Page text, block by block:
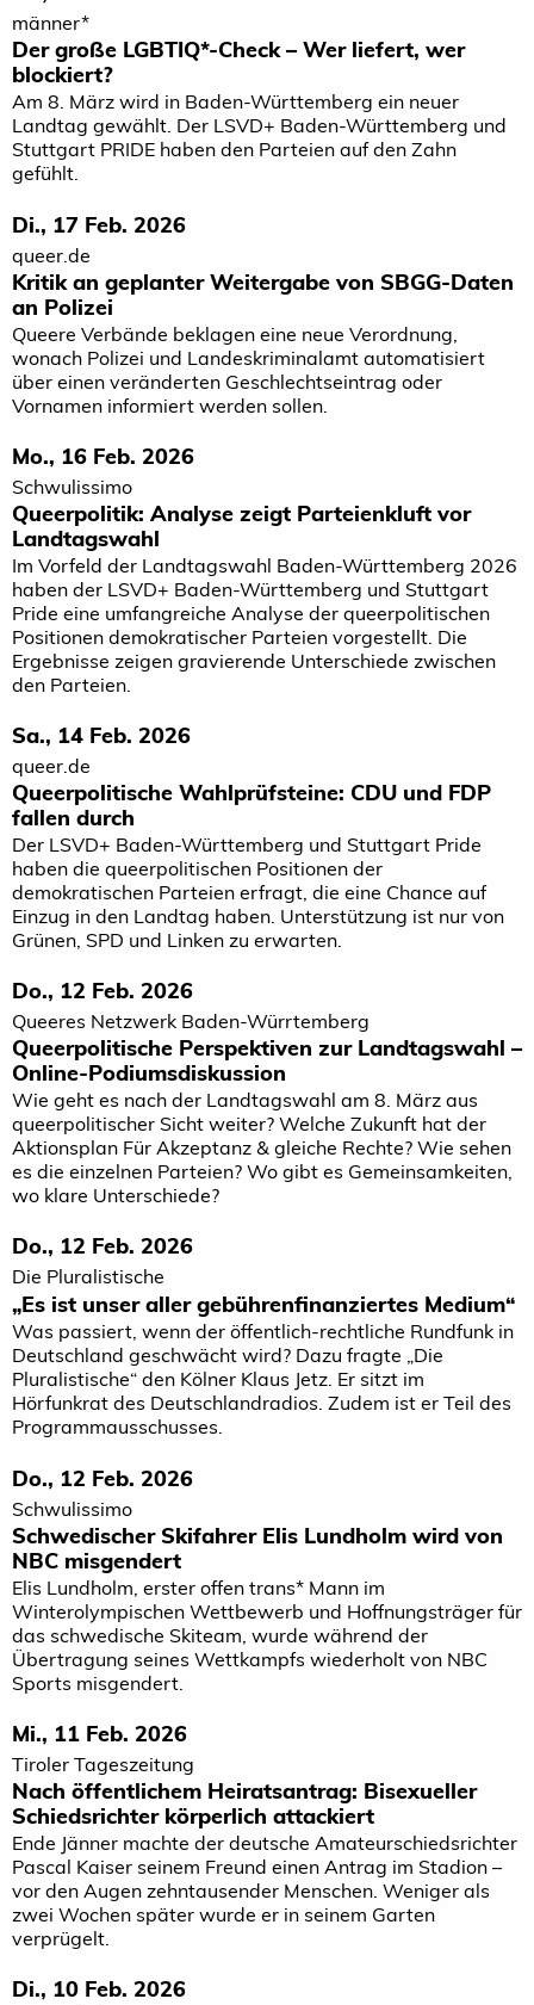
männer*
Der große LGBTIQ*-Check – Wer liefert, wer
blockiert?
Am 8. März wird in Baden-Württemberg ein neuer
Landtag gewählt. Der LSVD+ Baden-Württemberg und
Stuttgart PRIDE haben den Parteien auf den Zahn
gefühlt.
Di., 17 Feb. 2026
queer.de
Kritik an geplanter Weitergabe von SBGG-Daten
an Polizei
Queere Verbände beklagen eine neue Verordnung,
wonach Polizei und Landeskriminalamt automatisiert
über einen veränderten Geschlechtseintrag oder
Vornamen informiert werden sollen.
Mo., 16 Feb. 2026
Schwulissimo
Queerpolitik: Analyse zeigt Parteienkluft vor
Landtagswahl
Im Vorfeld der Landtagswahl Baden-Württemberg 2026
haben der LSVD+ Baden-Württemberg und Stuttgart
Pride eine umfangreiche Analyse der queerpolitischen
Positionen demokratischer Parteien vorgestellt. Die
Ergebnisse zeigen gravierende Unterschiede zwischen
den Parteien.
Sa., 14 Feb. 2026
queer.de
Queerpolitische Wahlprüfsteine: CDU und FDP
fallen durch
Der LSVD+ Baden-Württemberg und Stuttgart Pride
haben die queerpolitischen Positionen der
demokratischen Parteien erfragt, die eine Chance auf
Einzug in den Landtag haben. Unterstützung ist nur von
Grünen, SPD und Linken zu erwarten.
Do., 12 Feb. 2026
Queeres Netzwerk Baden-Würrtemberg
Queerpolitische Perspektiven zur Landtagswahl –
Online-Podiumsdiskussion
Wie geht es nach der Landtagswahl am 8. März aus
queerpolitischer Sicht weiter? Welche Zukunft hat der
Aktionsplan Für Akzeptanz & gleiche Rechte? Wie sehen
es die einzelnen Parteien? Wo gibt es Gemeinsamkeiten,
wo klare Unterschiede?
Do., 12 Feb. 2026
Die Pluralistische
„Es ist unser aller gebührenfinanziertes Medium“
Was passiert, wenn der öffentlich-rechtliche Rundfunk in
Deutschland geschwächt wird? Dazu fragte „Die
Pluralistische“ den Kölner Klaus Jetz. Er sitzt im
Hörfunkrat des Deutschlandradios. Zudem ist er Teil des
Programmausschusses.
Do., 12 Feb. 2026
Schwulissimo
Schwedischer Skifahrer Elis Lundholm wird von
NBC misgendert
Elis Lundholm, erster offen trans* Mann im
Winterolympischen Wettbewerb und Hoffnungsträger für
das schwedische Skiteam, wurde während der
Übertragung seines Wettkampfs wiederholt von NBC
Sports misgendert.
Mi., 11 Feb. 2026
Tiroler Tageszeitung
Nach öffentlichem Heiratsantrag: Bisexueller
Schiedsrichter körperlich attackiert
Ende Jänner machte der deutsche Amateurschiedsrichter
Pascal Kaiser seinem Freund einen Antrag im Stadion –
vor den Augen zehntausender Menschen. Weniger als
zwei Wochen später wurde er in seinem Garten
verprügelt.
Di., 10 Feb. 2026